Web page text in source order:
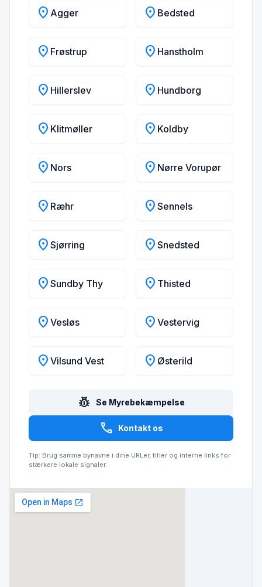
location_on Agger location_on Bedsted
location_on Frøstrup location_on Hanstholm
location_on Hillerslev location_on Hundborg
location_on Klitmøller location_on Koldby
location_on Nors location_on Nørre Vorupør
location_on Ræhr location_on Sennels
location_on Sjørring location_on Snedsted
location_on Sundby Thy location_on Thisted
location_on Vesløs location_on Vestervig
location_on Vilsund Vest location_on Østerild
pest_control Se Myrebekæmpelse
call Kontakt os
Tip: Brug samme bynavne i dine URLer, titler og interne links for
stærkere lokale signaler.